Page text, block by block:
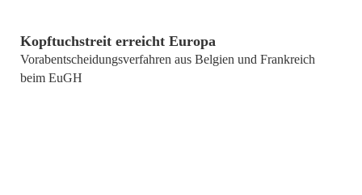
Kopftuchstreit erreicht Europa
Vorabentscheidungsverfahren aus Belgien und Frankreich
beim EuGH